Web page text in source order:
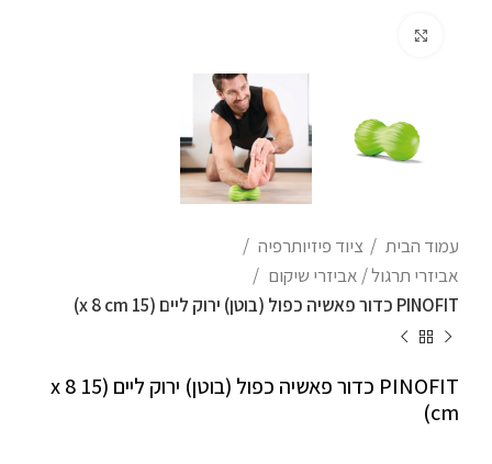
עמוד הבית
ציוד פיזיותרפיה
אביזרי תרגול / אביזרי שיקום
PINOFIT כדור פאשיה כפול (בוטן) ירוק ליים (15 x 8 cm)
PINOFIT כדור פאשיה כפול (בוטן) ירוק ליים (15 x 8
cm)